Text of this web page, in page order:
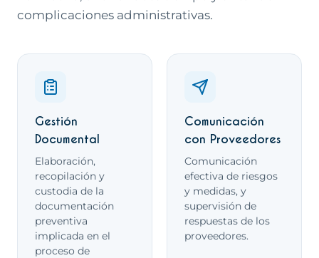
complicaciones administrativas.
Qué incluye este servicio
Gestión
Documental
Elaboración,
recopilación y
custodia de la
documentación
preventiva
implicada en el
proceso de
Comunicación
con Proveedores
Comunicación
efectiva de riesgos
y medidas, y
supervisión de
respuestas de los
proveedores.